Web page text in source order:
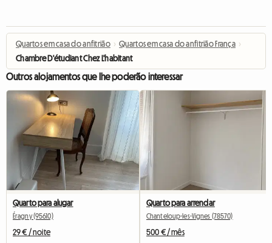
Quartos em casa do anfitrião › Quartos em casa do anfitrião França ›
Chambre D'étudiant Chez L'habitant
Outros alojamentos que lhe poderão interessar
Quarto para alugar
Éragny (95610)
29 € / noite
Quarto para arrendar
Chanteloup-les-Vignes (78570)
500 € / mês